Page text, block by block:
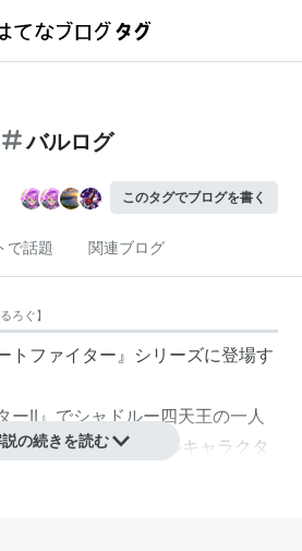
バルログ
このタグでブログを書く
で話題 関連ブログ
ろぐ】
トファイター』シリーズに登場す
ーII』でシャドルー四天王の一人
II'」からプレイアブルキャラクタ
の続きを読む